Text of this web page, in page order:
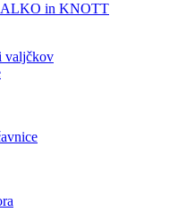
ALKO in KNOTT
valjčkov